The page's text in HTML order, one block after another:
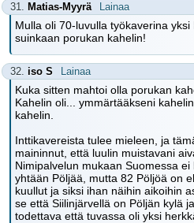
31. Matias-Myyrä Lainaa
Mulla oli 70-luvulla työkaverina
suinkaan porukan kahelin!
32. iso S Lainaa
Kuka sitten mahtoi olla porukan
Kahelin oli... ymmärtääkseni
kahelin.
Inttikavereista tulee mieleen, ja
maininnut, että luulin muistavani
Nimipalvelun mukaan Suomessa
yhtään Pöljää, mutta 82 Pöljöä on
kuullut ja siksi ihan näihin aikoihin
se että Siilinjärvellä on Pöljän kylä
todettava että tuvassa oli yksi